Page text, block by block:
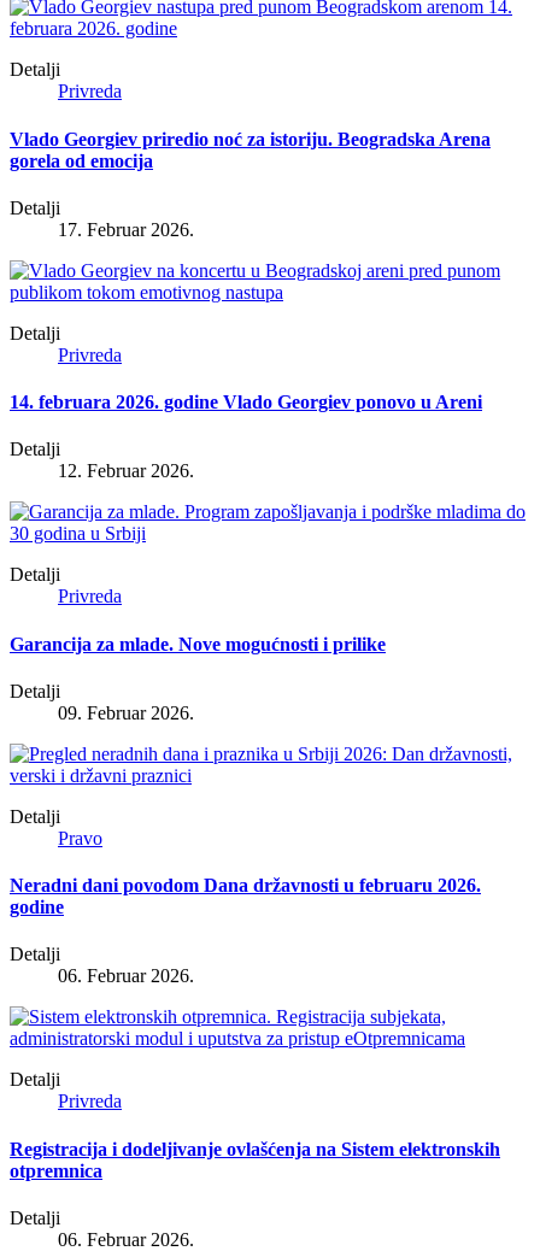
Detalji
Privreda
Vlado Georgiev priredio noć za istoriju. Beogradska Arena
gorela od emocija
Detalji
17. Februar 2026.
Detalji
Privreda
14. februara 2026. godine Vlado Georgiev ponovo u Areni
Detalji
12. Februar 2026.
Detalji
Privreda
Garancija za mlade. Nove mogućnosti i prilike
Detalji
09. Februar 2026.
Detalji
Pravo
Neradni dani povodom Dana državnosti u februaru 2026.
godine
Detalji
06. Februar 2026.
Detalji
Privreda
Registracija i dodeljivanje ovlašćenja na Sistem elektronskih
otpremnica
Detalji
06. Februar 2026.